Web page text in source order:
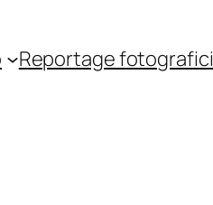
Reportage fotografici